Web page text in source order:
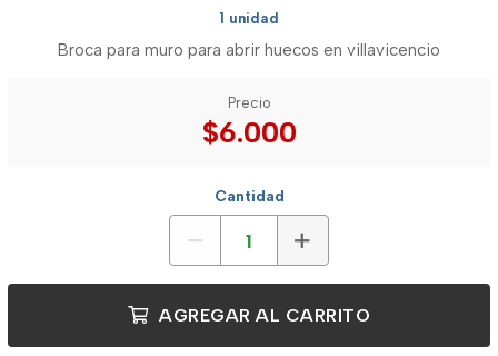
1 unidad
Broca para muro para abrir huecos en villavicencio
Precio
$6.000
Cantidad
AGREGAR AL CARRITO